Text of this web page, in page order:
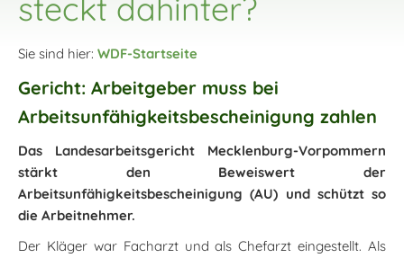
steckt dahinter?
Sie sind hier: WDF-Startseite
Gericht: Arbeitgeber muss bei
Arbeitsunfähigkeitsbescheinigung zahlen
Das Landesarbeitsgericht Mecklenburg-Vorpommern
stärkt den Beweiswert der
Arbeitsunfähigkeitsbescheinigung (AU) und schützt so
die Arbeitnehmer.
Der Kläger war Facharzt und als Chefarzt eingestellt. Als